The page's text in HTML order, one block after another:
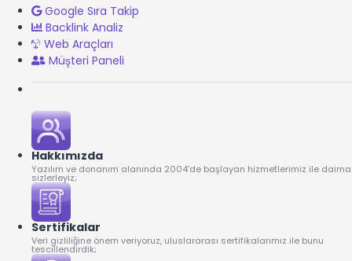
Google Sıra Takip
Backlink Analiz
Web Araçları
Müşteri Paneli
Hakkımızda
Yazılım ve donanım alanında 2004’de başlayan hizmetlerimiz ile daima
sizlerleyiz;
Sertifikalar
Veri gizliliğine önem veriyoruz, uluslararası sertifikalarımız ile bunu
tescillendirdik;